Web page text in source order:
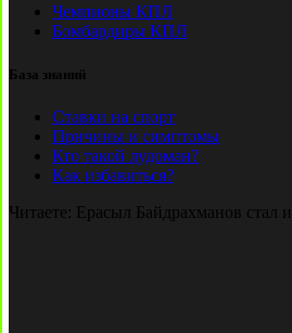
Чемпионы КПЛ
Бомбардиры КПЛ
База знаний
Ставки на спорт
Причины и симптомы
Кто такой лудоман?
Как избавиться?
Читаете: Ерасыл Байдрахманов